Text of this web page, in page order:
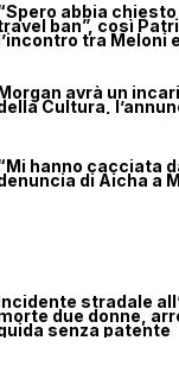
abbia
ban”, così
tra Meloni
avrà un
Cultura,
hanno cacciata
di Aicha a
Incidente stradale
due donne,
senza patente